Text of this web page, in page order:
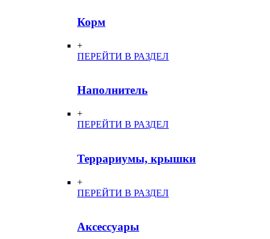
Корм
+
ПЕРЕЙТИ В РАЗДЕЛ
Наполнитель
+
ПЕРЕЙТИ В РАЗДЕЛ
Террариумы, крышки
+
ПЕРЕЙТИ В РАЗДЕЛ
Аксессуары